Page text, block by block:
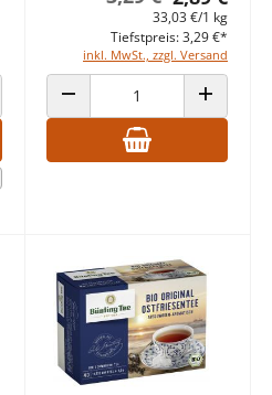
ERHÖHEN
33,03 €/1 kg
inkl. MwSt., zzgl. Versand
Tiefstpreis: 3,29 €*
ANZAHL VERRINGERN ANZAHL